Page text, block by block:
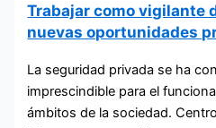
Trabajar como vigilante
nuevas oportunidades
La seguridad privada se ha
imprescindible para el
ámbitos de la sociedad.